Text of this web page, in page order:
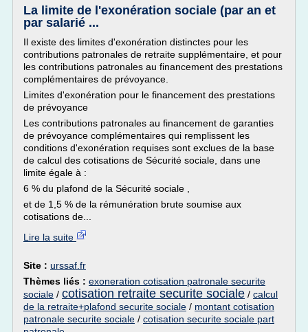
La limite de l'exonération sociale (par an et
par salarié ...
Il existe des limites d'exonération distinctes pour les
contributions patronales de retraite supplémentaire, et pour
les contributions patronales au financement des prestations
complémentaires de prévoyance.
Limites d'exonération pour le financement des prestations
de prévoyance
Les contributions patronales au financement de garanties
de prévoyance complémentaires qui remplissent les
conditions d'exonération requises sont exclues de la base
de calcul des cotisations de Sécurité sociale, dans une
limite égale à :
6 % du plafond de la Sécurité sociale ,
et de 1,5 % de la rémunération brute soumise aux
cotisations de...
Lire la suite
Site : urssaf.fr
Thèmes liés : exoneration cotisation patronale securite
sociale / cotisation retraite securite sociale / calcul
de la retraite+plafond securite sociale / montant cotisation
patronale securite sociale / cotisation securite sociale part